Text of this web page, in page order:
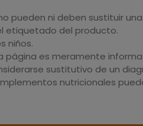
pueden ni deben sustituir
etiquetado del producto.
niños.
página es meramente
sustitutivo de un
nutricionales